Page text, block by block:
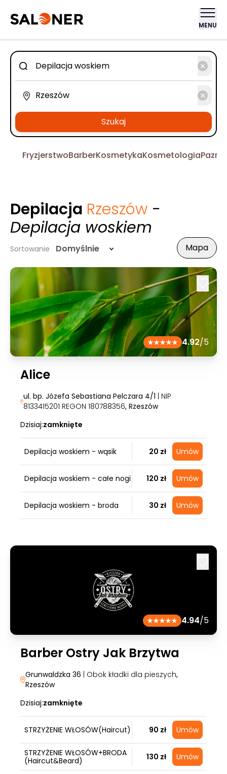
MENU
Szukaj
FryzjerstwoBarberKosmetykaKosmetologia
Depilacja Rzeszów -
Depilacja woskiem
Sortowanie Domyślnie Mapa
4.92/5
Alice
ul. bp. Józefa Sebastiana Pelczara 4/1 | NIP
8133415201 REGON 180788356, Rzeszów
Dzisiaj:zamknięte
Depilacja woskiem - wąsik 20 zł Umów
Depilacja woskiem - całe nogi 120 zł Umów
Depilacja woskiem - broda 30 zł Umów
4.94/5
Barber Ostry Jak Brzytwa
Grunwaldzka 36 | Obok kładki dla pieszych,
Rzeszów
Dzisiaj:zamknięte
STRZYŻENIE WŁOSÓW(Haircut) 90 zł Umów
STRZYŻENIE WŁOSÓW+BRODA
(Haircut&Beard)
130 zł Umów